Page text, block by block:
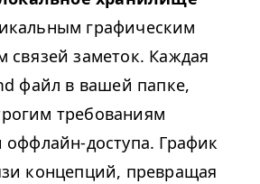
графическим
связей заметок. Каждая
файл в вашей папке,
требованиям
оффлайн-доступа. График
концепций, превращая